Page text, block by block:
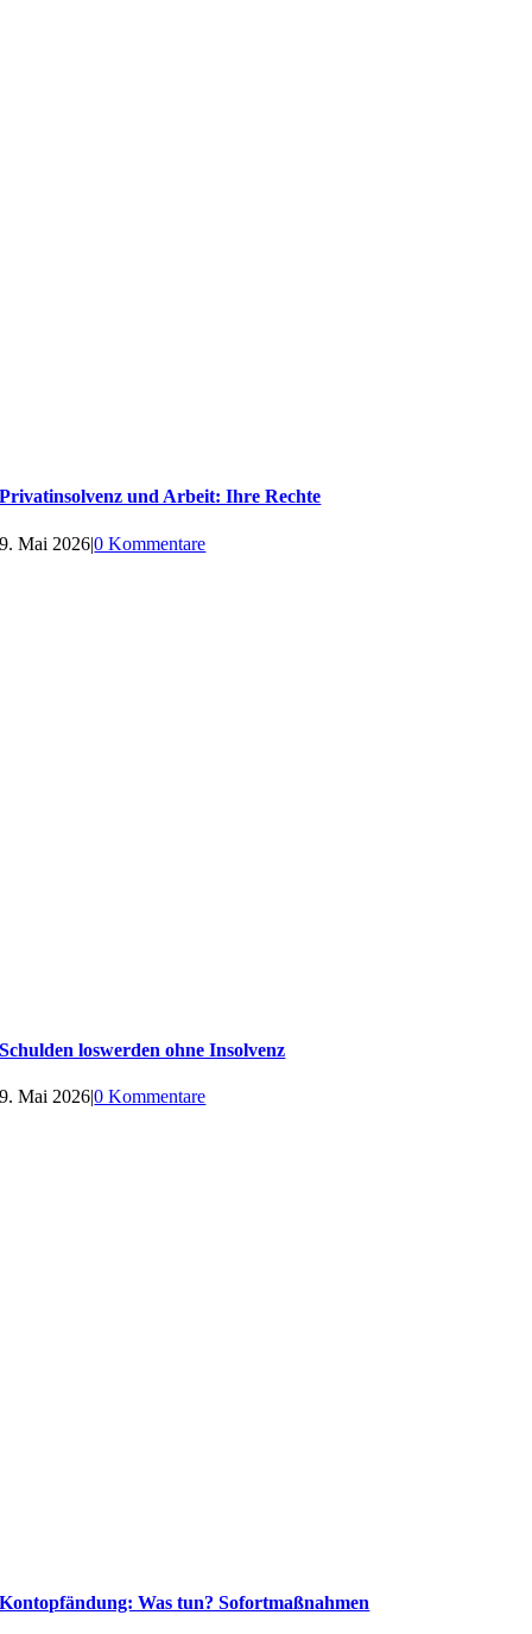
Privatinsolvenz und Arbeit: Ihre Rechte
9. Mai 2026|0 Kommentare
Schulden loswerden ohne Insolvenz
9. Mai 2026|0 Kommentare
Kontopfändung: Was tun? Sofortmaßnahmen